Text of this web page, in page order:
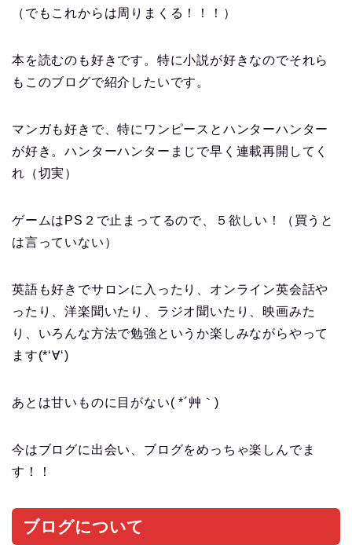
（でもこれからは周りまくる！！！）
本を読むのも好きです。特に小説が好きなのでそれら
もこのブログで紹介したいです。
マンガも好きで、特にワンピースとハンターハンター
が好き。ハンターハンターまじで早く連載再開してく
れ（切実）
ゲームはPS２で止まってるので、５欲しい！（買うと
は言っていない）
英語も好きでサロンに入ったり、オンライン英会話や
ったり、洋楽聞いたり、ラジオ聞いたり、映画みた
り、いろんな方法で勉強というか楽しみながらやって
ます(*‘∀‘)
あとは甘いものに目がない( *´艸｀)
今はブログに出会い、ブログをめっちゃ楽しんでま
す！！
ブログについて